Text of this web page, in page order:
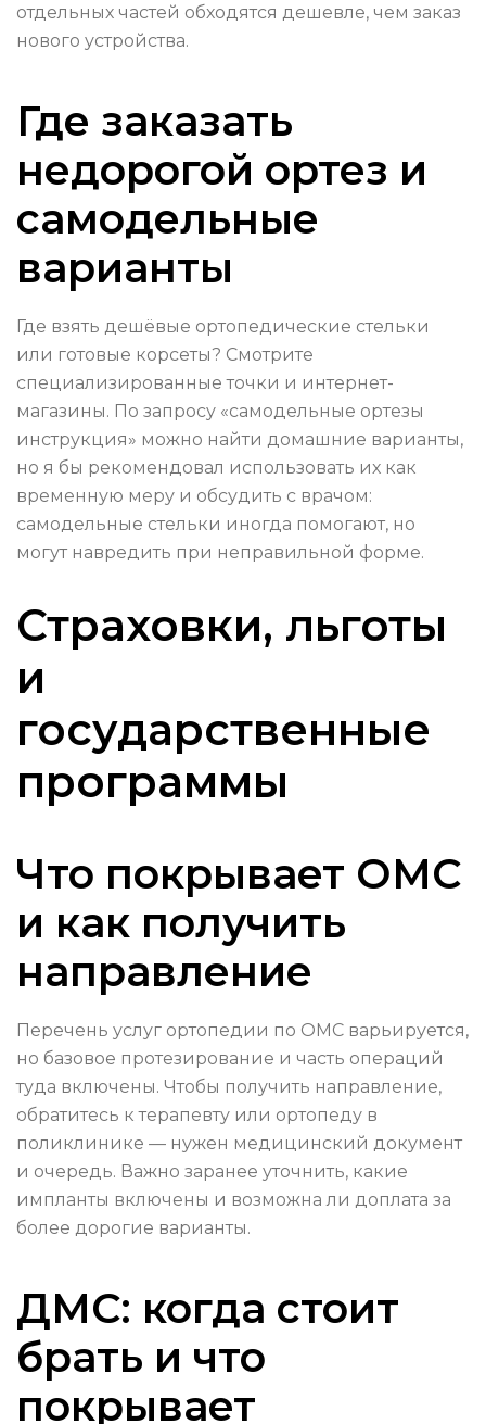
отдельных частей обходятся дешевле, чем заказ
нового устройства.
Где заказать
недорогой ортез и
самодельные
варианты
Где взять дешёвые ортопедические стельки
или готовые корсеты? Смотрите
специализированные точки и интернет-
магазины. По запросу «самодельные ортезы
инструкция» можно найти домашние варианты,
но я бы рекомендовал использовать их как
временную меру и обсудить с врачом:
самодельные стельки иногда помогают, но
могут навредить при неправильной форме.
Страховки, льготы
и
государственные
программы
Что покрывает ОМС
и как получить
направление
Перечень услуг ортопедии по ОМС варьируется,
но базовое протезирование и часть операций
туда включены. Чтобы получить направление,
обратитесь к терапевту или ортопеду в
поликлинике — нужен медицинский документ
и очередь. Важно заранее уточнить, какие
импланты включены и возможна ли доплата за
более дорогие варианты.
ДМС: когда стоит
брать и что
покрывает